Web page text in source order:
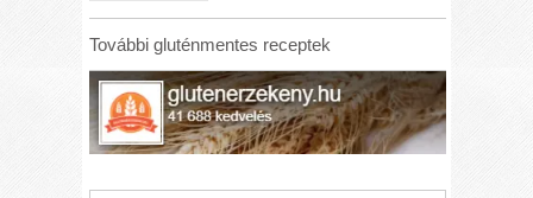
További gluténmentes receptek